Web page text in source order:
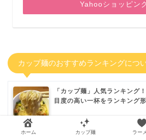
Yahooショッピン
カップ麺のおすすめランキングにつ
「カップ麺」人気ランキング
目度の高い一杯をランキング
ホーム カップ麺 ラー